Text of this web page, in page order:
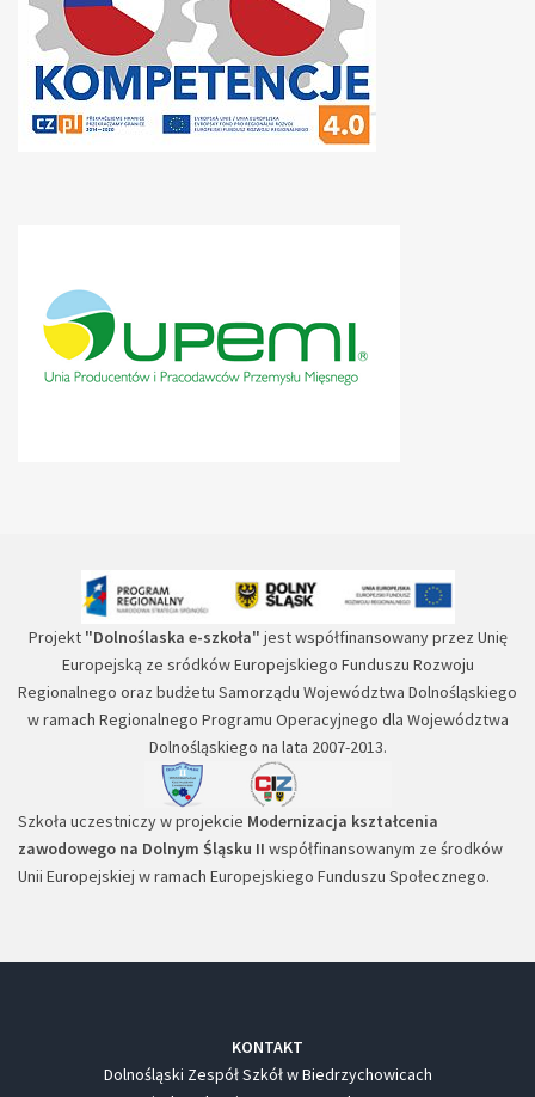
Projekt "Dolnoślaska e-szkoła" jest współfinansowany przez Unię
Europejską ze sródków Europejskiego Funduszu Rozwoju
Regionalnego oraz budżetu Samorządu Województwa Dolnośląskiego
w ramach Regionalnego Programu Operacyjnego dla Województwa
Dolnośląskiego na lata 2007-2013.
Szkoła uczestniczy w projekcie Modernizacja kształcenia
zawodowego na Dolnym Śląsku II współfinansowanym ze środków
Unii Europejskiej w ramach Europejskiego Funduszu Społecznego.
KONTAKT
Dolnośląski Zespół Szkół w Biedrzychowicach